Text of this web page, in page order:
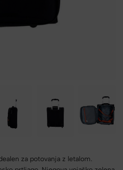
za potovanja z letalom.